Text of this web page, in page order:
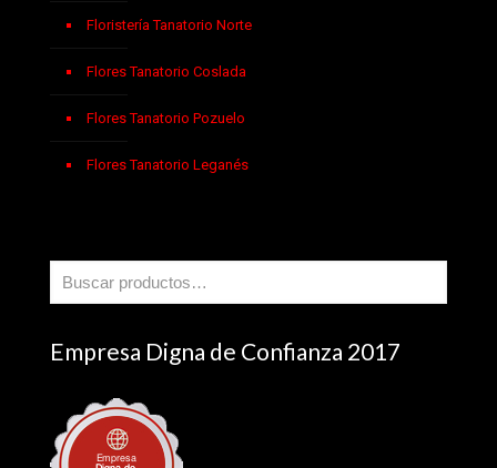
Floristería Tanatorio Norte
Flores Tanatorio Coslada
Flores Tanatorio Pozuelo
Flores Tanatorio Leganés
Empresa Digna de Confianza 2017